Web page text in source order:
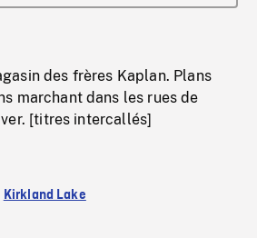
des frères Kaplan. Plans
marchant dans les rues de
[titres intercallés]
Kirkland Lake